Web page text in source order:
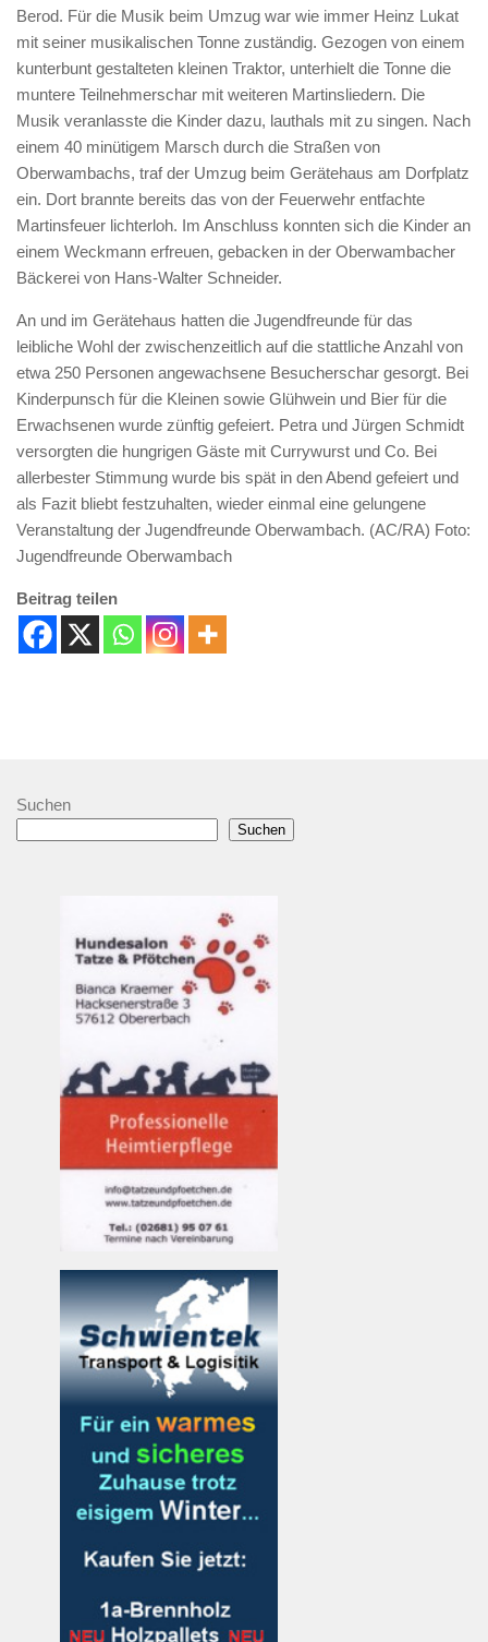
Berod. Für die Musik beim Umzug war wie immer Heinz Lukat
mit seiner musikalischen Tonne zuständig. Gezogen von einem
kunterbunt gestalteten kleinen Traktor, unterhielt die Tonne die
muntere Teilnehmerschar mit weiteren Martinsliedern. Die
Musik veranlasste die Kinder dazu, lauthals mit zu singen. Nach
einem 40 minütigem Marsch durch die Straßen von
Oberwambachs, traf der Umzug beim Gerätehaus am Dorfplatz
ein. Dort brannte bereits das von der Feuerwehr entfachte
Martinsfeuer lichterloh. Im Anschluss konnten sich die Kinder an
einem Weckmann erfreuen, gebacken in der Oberwambacher
Bäckerei von Hans-Walter Schneider.
An und im Gerätehaus hatten die Jugendfreunde für das
leibliche Wohl der zwischenzeitlich auf die stattliche Anzahl von
etwa 250 Personen angewachsene Besucherschar gesorgt. Bei
Kinderpunsch für die Kleinen sowie Glühwein und Bier für die
Erwachsenen wurde zünftig gefeiert. Petra und Jürgen Schmidt
versorgten die hungrigen Gäste mit Currywurst und Co. Bei
allerbester Stimmung wurde bis spät in den Abend gefeiert und
als Fazit bliebt festzuhalten, wieder einmal eine gelungene
Veranstaltung der Jugendfreunde Oberwambach. (AC/RA) Foto:
Jugendfreunde Oberwambach
Beitrag teilen
Suchen
Suchen